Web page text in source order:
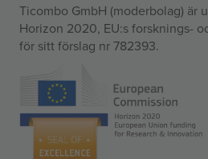
Ticombo GmbH (moderbolag) är
Horizon 2020, EU:s forsknings-
för sitt förslag nr 782393.